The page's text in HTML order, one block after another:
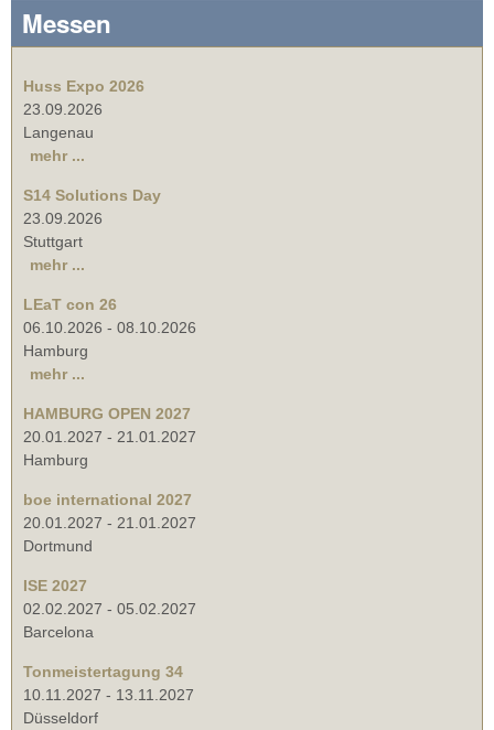
Messen
Huss Expo 2026
23.09.2026
Langenau
mehr ...
S14 Solutions Day
23.09.2026
Stuttgart
mehr ...
LEaT con 26
06.10.2026 - 08.10.2026
Hamburg
mehr ...
HAMBURG OPEN 2027
20.01.2027 - 21.01.2027
Hamburg
boe international 2027
20.01.2027 - 21.01.2027
Dortmund
ISE 2027
02.02.2027 - 05.02.2027
Barcelona
Tonmeistertagung 34
10.11.2027 - 13.11.2027
Düsseldorf